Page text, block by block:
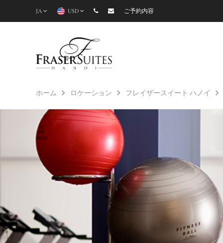
JA USD ご予約内容
ホーム ロケーション フレイザースイート ハノイ